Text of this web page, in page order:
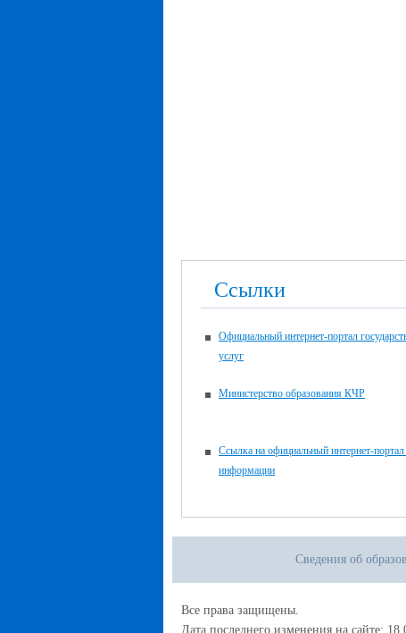
Ссылки
Официальный интернет-портал
услуг
Министерство образования КЧР
Ссылка на официальный интернет-
информации
Сведения об
Все права защищены.
Дата последнего изменения на сайте: